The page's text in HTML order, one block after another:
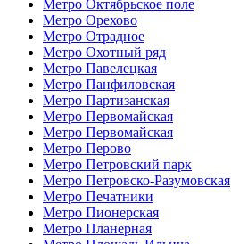
Метро Октябрьское поле
Метро Орехово
Метро Отрадное
Метро Охотный ряд
Метро Павелецкая
Метро Панфиловская
Метро Партизанская
Метро Первомайская
Метро Первомайская
Метро Перово
Метро Петровский парк
Метро Петровско-Разумовская
Метро Печатники
Метро Пионерская
Метро Планерная